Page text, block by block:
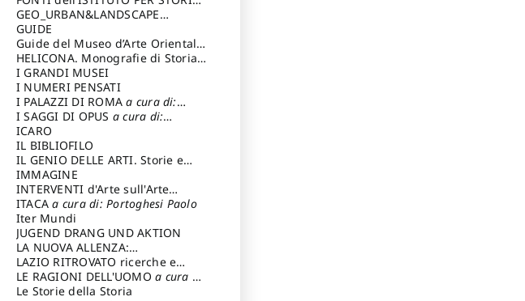
DEL RISORGIMENTO
GEO_URBAN&LANDSCAPE
PLANNING (GULP)
Trusiani Elio
GUIDE
Guide del Museo d’Arte Orientale
“Giuseppe Tucci”
HELICONA. Monografie di Storia
dell'Artea cura di: Gallo Marco
I GRANDI MUSEI
I NUMERI PENSATI
I PALAZZI DI ROMAa cura di:
Ippoliti Alessandro
I SAGGI DI OPUS a cura di:
Scalesse Tommaso
ICARO
IL BIBLIOFILO
IL GENIO DELLE ARTI. Storie e
interpretazione
IMMAGINE
INTERVENTI d'Arte sull'Arte
dedicata alla cultura della
conservazione d’arte
Fondazione Paola Droghetti onlus
ITACAa cura di: Portoghesi Paolo
Iter Mundi
JUGEND DRANG UND AKTION
LA NUOVA ALLENZA:
ARCHITETTURA & AMBIENTE
LAZIO RITROVATO ricerche e
restauri
LE RAGIONI DELL'UOMOa cura di:
Lombardi Satriani Luigi
Le Storie della Storia